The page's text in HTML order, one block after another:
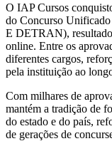
O IAP Cursos
do Concurso
E DETRAN), resultado
online. Entre os
diferentes cargos,
pela instituição ao
Com milhares de
mantém a tradição de
do estado e do país,
de gerações de